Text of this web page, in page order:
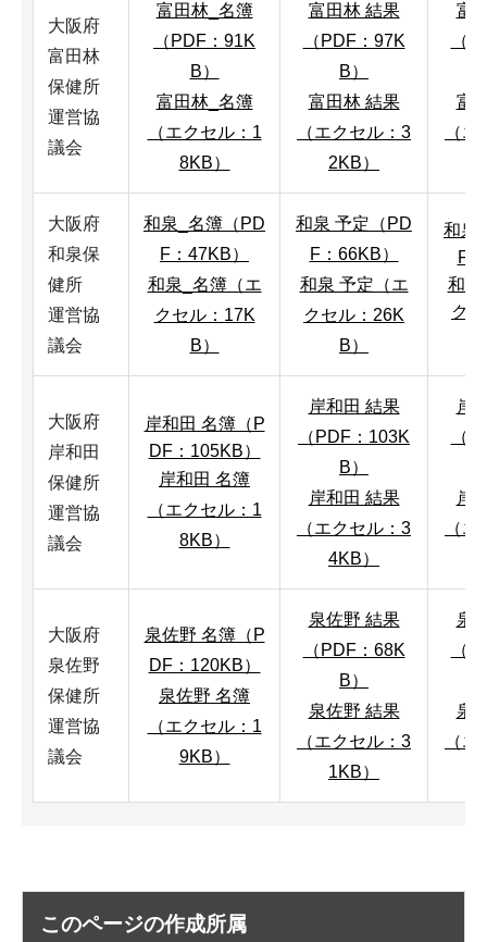
大阪府
富田林
保健所
運営協
議会
富田林_名簿
（PDF：91K
B）
富田林_名簿
（エクセル：1
8KB）
富田林 結果
（PDF：97K
B）
富田林 結果
（エクセル：3
2KB）
富
（
富
（
大阪府
和泉保
健所
運営協
議会
和泉_名簿（PD
F：47KB）
和泉_名簿（エ
クセル：17K
B）
和泉 予定（PD
F：66KB）
和泉 予定（エ
クセル：26K
B）
和泉
F
和泉
ク
大阪府
岸和田
保健所
運営協
議会
岸和田 名簿（P
DF：105KB）
岸和田 名簿
（エクセル：1
8KB）
岸和田 結果
（PDF：103K
B）
岸和田 結果
（エクセル：3
4KB）
岸
（
岸
（
大阪府
泉佐野
保健所
運営協
議会
泉佐野 名簿（P
DF：120KB）
泉佐野 名簿
（エクセル：1
9KB）
泉佐野 結果
（PDF：68K
B）
泉佐野 結果
（エクセル：3
1KB）
泉
（
泉
（
このページの作成所属